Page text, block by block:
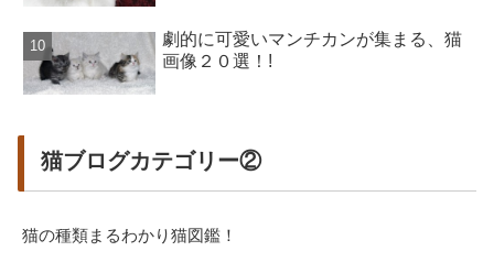
劇的に可愛いマンチカンが集まる、猫
画像２０選！!
猫ブログカテゴリー②
猫の種類まるわかり猫図鑑！